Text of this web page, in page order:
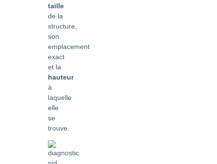
taille
de la
structure,
son
emplacement
exact
et la
hauteur
à
laquelle
elle
se
trouve.